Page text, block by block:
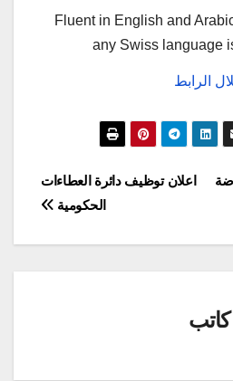
Fluent in English and
any Swiss language
الرابط
اعلان توظيف دائرة العطاءات
الحكومية
كاتب